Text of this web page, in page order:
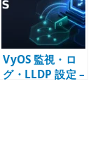
VyOS 監視・ロ
グ・LLDP 設定 –